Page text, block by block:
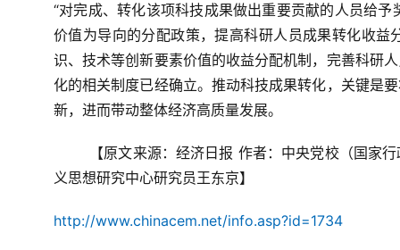
“对完成、转化该项科技成果做出重要贡献的人员给
价值为导向的分配政策，提高科研人员成果转化收
识、技术等创新要素价值的收益分配机制，完善科研
化的相关制度已经确立。推动科技成果转化，关键是
新，进而带动整体经济高质量发展。
【原文来源：经济日报 作者：中央党校（国家
义思想研究中心研究员王东京】
http://www.chinacem.net/info.asp?id=1734